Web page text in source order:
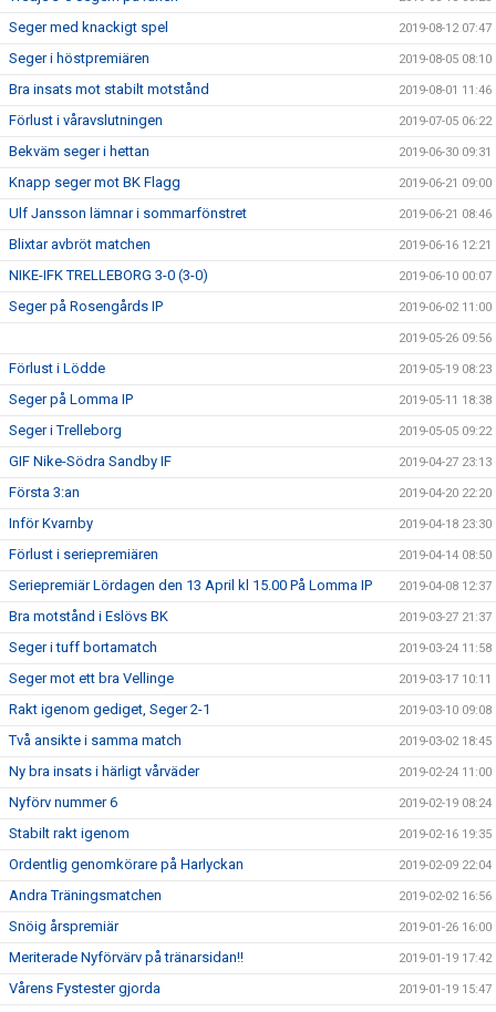
Seger med knackigt spel 2019-08-12 07:47
Seger i höstpremiären 2019-08-05 08:10
Bra insats mot stabilt motstånd 2019-08-01 11:46
Förlust i våravslutningen 2019-07-05 06:22
Bekväm seger i hettan 2019-06-30 09:31
Knapp seger mot BK Flagg 2019-06-21 09:00
Ulf Jansson lämnar i sommarfönstret 2019-06-21 08:46
Blixtar avbröt matchen 2019-06-16 12:21
NIKE-IFK TRELLEBORG 3-0 (3-0) 2019-06-10 00:07
Seger på Rosengårds IP 2019-06-02 11:00
2019-05-26 09:56
Förlust i Lödde 2019-05-19 08:23
Seger på Lomma IP 2019-05-11 18:38
Seger i Trelleborg 2019-05-05 09:22
GIF Nike-Södra Sandby IF 2019-04-27 23:13
Första 3:an 2019-04-20 22:20
Inför Kvarnby 2019-04-18 23:30
Förlust i seriepremiären 2019-04-14 08:50
Seriepremiär Lördagen den 13 April kl 15.00 På Lomma IP 2019-04-08 12:37
Bra motstånd i Eslövs BK 2019-03-27 21:37
Seger i tuff bortamatch 2019-03-24 11:58
Seger mot ett bra Vellinge 2019-03-17 10:11
Rakt igenom gediget, Seger 2-1 2019-03-10 09:08
Två ansikte i samma match 2019-03-02 18:45
Ny bra insats i härligt vårväder 2019-02-24 11:00
Nyförv nummer 6 2019-02-19 08:24
Stabilt rakt igenom 2019-02-16 19:35
Ordentlig genomkörare på Harlyckan 2019-02-09 22:04
Andra Träningsmatchen 2019-02-02 16:56
Snöig årspremiär 2019-01-26 16:00
Meriterade Nyförvärv på tränarsidan!! 2019-01-19 17:42
Vårens Fystester gjorda 2019-01-19 15:47